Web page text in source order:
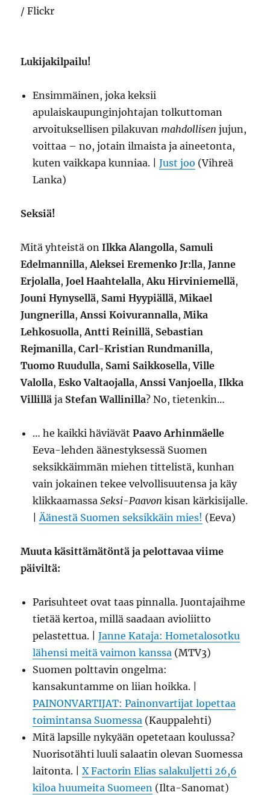
Lukijakilpailu!
Ensimmäinen, joka keksii
apulaiskaupunginjohtajan tolkuttoman
arvoituksellisen pilakuvan mahdollisen jujun,
voittaa – no, jotain ilmaista ja aineetonta,
kuten vaikkapa kunniaa. |Just joo (Vihreä
Lanka)
Seksiä!
Mitä yhteistä onIlkka Alangolla, Samuli
Edelmannilla,Aleksei Eremenko Jr:lla,Janne
Erjolalla,Joel Haahtelalla,Aku Hirviniemellä,
Jouni Hynysellä, Sami Hyypiällä,Mikael
Jungnerilla,Anssi Koivurannalla,Mika
Lehkosuolla,Antti Reinillä, Sebastian
Rejmanilla,Carl-Kristian Rundmanilla,
Tuomo Ruudulla, Sami Saikkosella,Ville
Valolla,Esko Valtaojalla,Anssi Vanjoella,Ilkka
Villillä ja Stefan Wallinilla? No, tietenkin…
… he kaikki häviävätPaavo Arhinmäelle
Eeva-lehden äänestyksessä Suomen
seksikkäimmän miehen tittelistä, kunhan
vain jokainen tekee velvollisuutensa ja käy
klikkaamassaSeksi-Paavon kisan kärkisijalle.
|Äänestä Suomen seksikkäin mies! (Eeva)
Muuta käsittämätöntä ja pelottavaa viime
päiviltä:
Parisuhteet ovat taas pinnalla. Juontajaihme
tietää kertoa, millä saadaan avioliitto
pelastettua. |Janne Kataja: Hometalosotku
lähensi meitä vaimon kanssa (MTV3)
Suomen polttavin ongelma:
kansakuntamme on liian hoikka. |
PAINONVARTIJAT: Painonvartijat lopettaa
toimintansa Suomessa (Kauppalehti)
Mitä lapsille nykyään opetetaan koulussa?
Nuorisotähti luuli salaatin olevan Suomessa
laitonta. |X Factorin Elias salakuljetti 26,6
kiloa huumeita Suomeen (Ilta-Sanomat)